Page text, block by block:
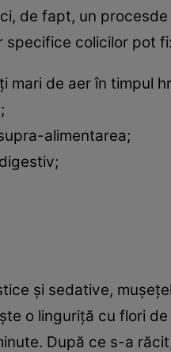
de fapt, un
specifice colicilor pot
mari de aer în timpul
alimentarea;
şi sedative,
o linguriţă cu flori
După ce s-a